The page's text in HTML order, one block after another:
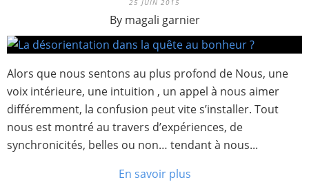
25 JUIN 2015
By magali garnier
Alors que nous sentons au plus profond de Nous, une
voix intérieure, une intuition , un appel à nous aimer
différemment, la confusion peut vite s’installer. Tout
nous est montré au travers d’expériences, de
synchronicités, belles ou non… tendant à nous...
En savoir plus